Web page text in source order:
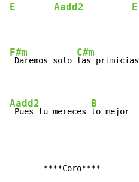
E Aadd2 E
F#m
Daremos solo
C#m
las primicias
Aadd2
Pues tu mereces
B
lo mejor
       ****Coro****